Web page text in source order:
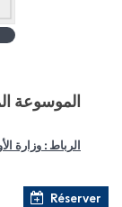
الموسوعة
الرباط : وزارة
Réserver